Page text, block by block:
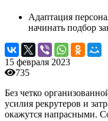
Адаптация
начинать подбор
15 февраля 2023
735
Без четко
усилия рекрутеров и
окажутся напрасными.